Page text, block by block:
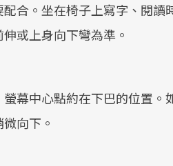
合。坐在椅子上寫字、閱
或上身向下彎為準。
幕中心點約在下巴的位置
向下。